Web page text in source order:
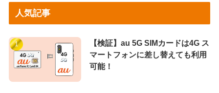
人気記事
【検証】au 5G SIMカードは4G ス
マートフォンに差し替えても利用
可能！